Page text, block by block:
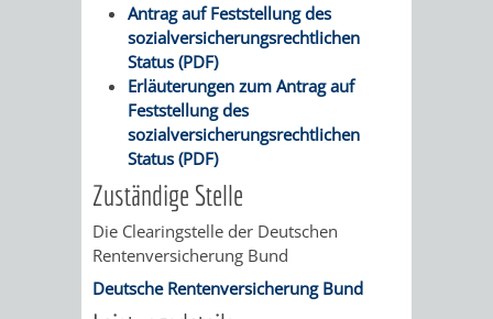
FLÜCHTLINGEDENKMALSCHUTZ
AUFGABEN
DER
UNTEREN
DENKMALSCHUTZBEHÖRDE
STEUERVORTEILE
SATZUNGEN
IM
BEREICH
DENKMALSCHUTZ
VERKAUF
STÄDTISCHER
BAUPLÄTZE
VERKAUF
STÄDTISCHER
HÄUSER
RATHAUS
DEZERNATE
Antrag auf Feststellung des
sozialversicherungsrechtlichen
Status (PDF)
Erläuterungen zum Antrag auf
Feststellung des
sozialversicherungsrechtlichen
Status (PDF)
Zuständige Stelle
Die Clearingstelle der Deutschen
Rentenversicherung Bund
Deutsche Rentenversicherung Bund